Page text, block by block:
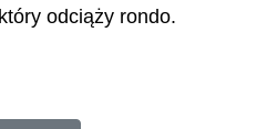
odciąży rondo.